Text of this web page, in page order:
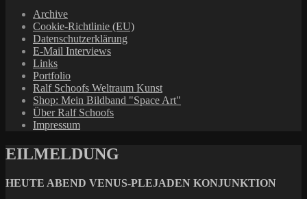
Archive
Cookie-Richtlinie (EU)
Datenschutzerklärung
E-Mail Interviews
Links
Portfolio
Ralf Schoofs Weltraum Kunst
Shop: Mein Bildband "Space Art"
Über Ralf Schoofs
Impressum
EILMELDUNG
HEUTE ABEND VENUS-PLEJADEN KONJUNKTION